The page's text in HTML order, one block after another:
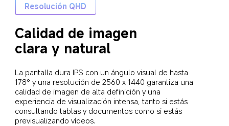
Resolución QHD
Calidad de imagen
clara y natural
La pantalla dura IPS con un ángulo visual de hasta
178° y una resolución de 2560 x 1440 garantiza una
calidad de imagen de alta definición y una
experiencia de visualización intensa, tanto si estás
consultando tablas y documentos como si estás
previsualizando vídeos.